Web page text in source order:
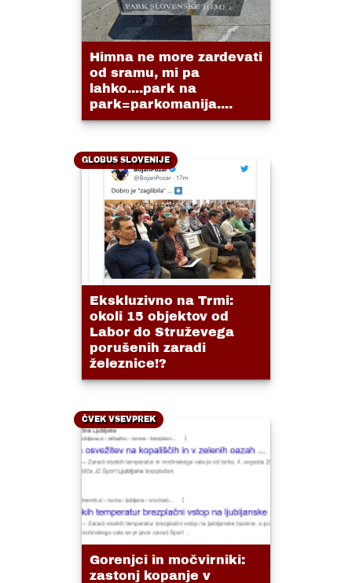
Himna ne more zardevati
od sramu, mi pa
lahko....park na
park=parkomanija....
GLOBUS SLOVENIJE
Ekskluzivno na Trmi:
okoli 15 objektov od
Labor do Struževega
porušenih zaradi
železnice!?
ČVEK VSEVPREK
Gorenjci in močvirniki:
zastonj kopanje v